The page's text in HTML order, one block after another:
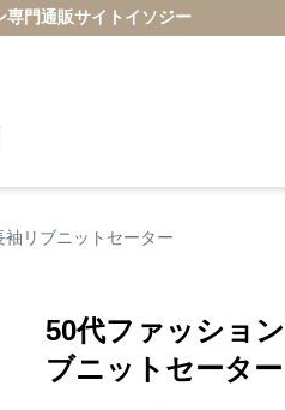
専門通販サイト イソジー
リブニットセーター
50代ファッショ
ブニットセーター